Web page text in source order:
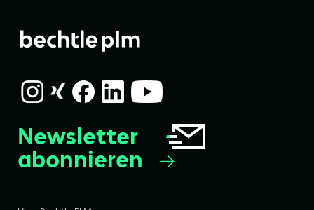
Newsletter
abonnieren